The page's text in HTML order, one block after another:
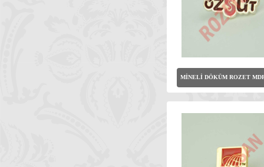
MİNELİ DÖKÜM ROZET